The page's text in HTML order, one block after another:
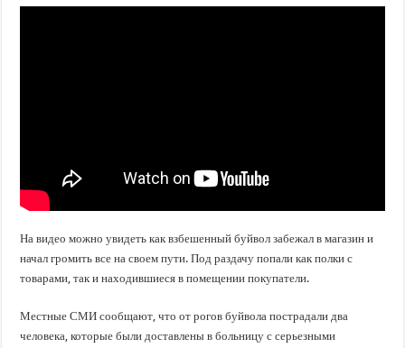
На видео можно увидеть как взбешенный буйвол забежал в магазин и
начал громить все на своем пути. Под раздачу попали как полки с
товарами, так и находившиеся в помещении покупатели.
Местные СМИ сообщают, что от рогов буйвола пострадали два
человека, которые были доставлены в больницу с серьезными